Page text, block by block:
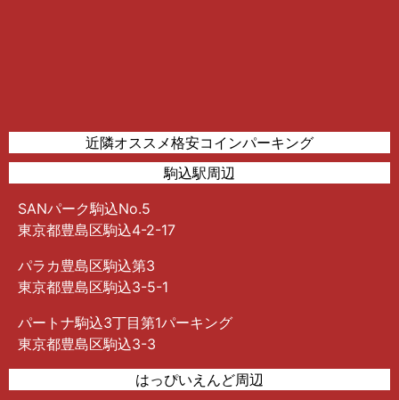
近隣オススメ格安コインパーキング
駒込駅周辺
SANパーク駒込No.5
東京都豊島区駒込4-2-17
パラカ豊島区駒込第3
東京都豊島区駒込3-5-1
パートナ駒込3丁目第1パーキング
東京都豊島区駒込3-3
はっぴいえんど周辺